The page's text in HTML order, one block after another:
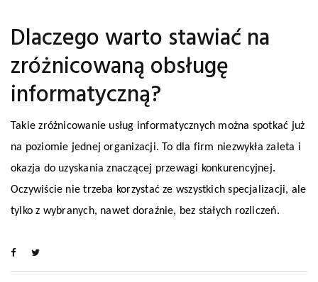
Dlaczego warto stawiać na
zróżnicowaną obsługę
informatyczną?
Takie zróżnicowanie usług informatycznych można spotkać już
na poziomie jednej organizacji. To dla firm niezwykła zaleta i
okazja do uzyskania znaczącej przewagi konkurencyjnej.
Oczywiście nie trzeba korzystać ze wszystkich specjalizacji, ale
tylko z wybranych, nawet doraźnie, bez stałych rozliczeń.